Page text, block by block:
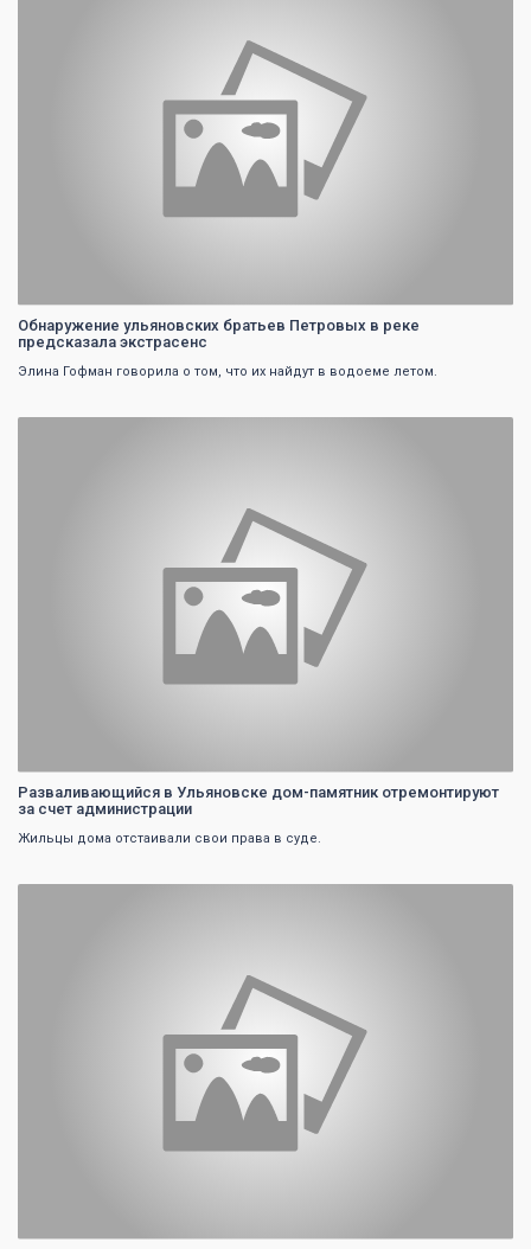
Обнаружение ульяновских братьев Петровых в реке
предсказала экстрасенс
Элина Гофман говорила о том, что их найдут в водоеме летом.
Разваливающийся в Ульяновске дом-памятник отремонтируют
за счет администрации
Жильцы дома отстаивали свои права в суде.